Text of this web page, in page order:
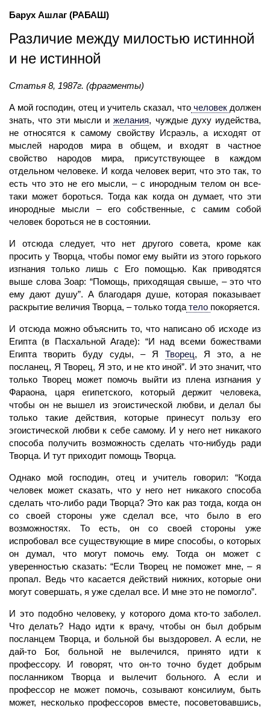
Барух Ашлаг (РАБАШ)
Различие между милостью истинной
и не истинной
Статья 8, 1987г. (фрагменты)
А мой господин, отец и учитель сказал, чточеловек должен
знать, что эти мысли и желания, чуждые духу иудейства,
не относятся к самому свойству Исраэль, а исходят от
мыслей народов мира в общем, и входят в частное
свойство народов мира, присутству­ющее в каждом
отдельном человеке. И когда человек верит, что это так, то
есть что это не его мысли, – с инородным телом он все-
таки может бороться. Тогда как когда он думает, что эти
инородные мысли – его собственные, с самим собой
человек бороться не в состоянии.
И отсюда следует, что нет другого совета, кроме как
просить у Творца, чтобы помог ему выйти из этого горького
изгнания только лишь с Его помощью. Как приводятся
выше слова Зоар: “Помощь, приходящая свыше, – это что
ему дают душу”. А благодаря душе, которая показывает
раскрытие величия Творца, – только тогда тело покоряется.
И отсюда можно объяснить то, что написано об исходе из
Египта (в Пасхальной Агаде): “И над всеми божествами
Египта творить буду суды, – Я
Творец, Я это, а не
посланец, Я Творец, Я это, и не кто иной”. И это значит, что
только Творец может помочь выйти из плена изгнания у
Фарао­на, царя египетского, который держит человека,
чтобы он не вышел из эгоистической любви, и делал бы
только такие действия, которые принесут пользу его
эгоистической любви к себе самому. И у него нет никакого
способа получить возможность сделать что-нибудь ради
Творца. И тут приходит помощь Творца.
Однако мой господин, отец и учитель говорил: “Когда
человек может сказать, что у него нет никакого способа
сделать что-либо ради Творца? Это как раз тогда, когда он
со своей стороны уже сделал все, что было в его
возможностях. То есть, он со своей стороны уже
испробовал все существующие в мире способы, о которых
он думал, что могут помочь ему. Тогда он может с
уверенностью сказать: “Если Творец не поможет мне, – я
пропал. Ведь что касается действий нижних, которые они
могут совершать, я уже сделал все. И мне это не помогло”.
И это подобно человеку, у которого дома кто-то заболел.
Что делать? Надо идти к врачу, чтобы он был добрым
посланцем Творца, и больной бы выздоровел. А если, не
дай-то Бог, больной не вылечился, принято идти к
профессору. И говорят, что он-то точно будет добрым
посланником Творца и вылечит больного. А если и
профессор не может помочь, созывают консилиум, быть
может, несколько профессоров вместе, по­советовавшись,